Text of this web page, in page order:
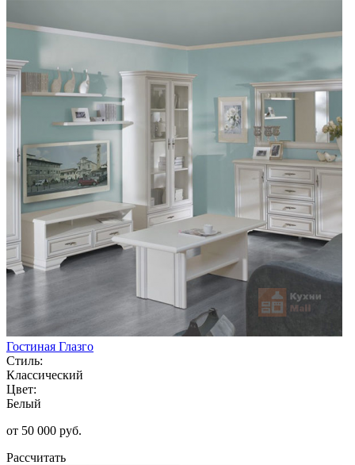
Гостиная Глазго
Стиль:
Классический
Цвет:
Белый
от 50 000 руб.
Рассчитать